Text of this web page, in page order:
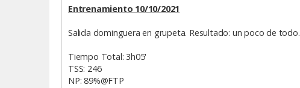
n
s
j
Entrenamiento 10/10/2021
Salida dominguera en grupeta. Resultado: un poco de todo.
Tiempo Total: 3h05'
TSS: 246
NP: 89%@FTP